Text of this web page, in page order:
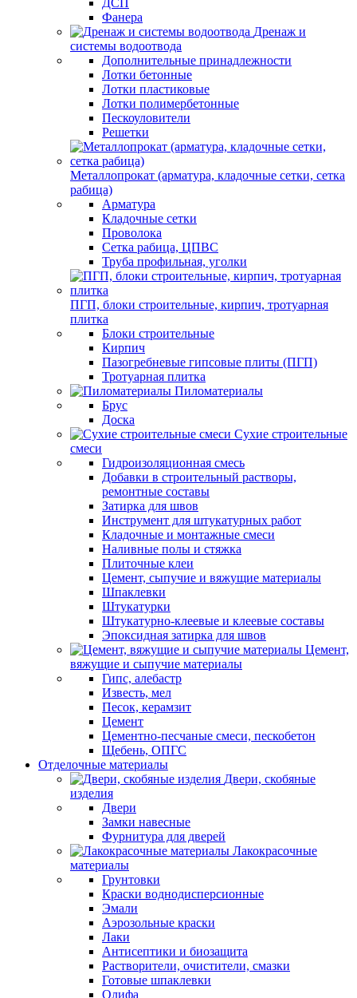
ДСП
Фанера
Дренаж и
системы водоотвода
Дополнительные принадлежности
Лотки бетонные
Лотки пластиковые
Лотки полимербетонные
Пескоуловители
Решетки
Металлопрокат (арматура, кладочные сетки, сетка
рабица)
Арматура
Кладочные сетки
Проволока
Сетка рабица, ЦПВС
Труба профильная, уголки
ПГП, блоки строительные, кирпич, тротуарная
плитка
Блоки строительные
Кирпич
Пазогребневые гипсовые плиты (ПГП)
Тротуарная плитка
Пиломатериалы
Брус
Доска
Сухие строительные
смеси
Гидроизоляционная смесь
Добавки в строительный растворы,
ремонтные составы
Затирка для швов
Инструмент для штукатурных работ
Кладочные и монтажные смеси
Наливные полы и стяжка
Плиточные клеи
Цемент, сыпучие и вяжущие материалы
Шпаклевки
Штукатурки
Штукатурно-клеевые и клеевые составы
Эпоксидная затирка для швов
Цемент,
вяжущие и сыпучие материалы
Гипс, алебастр
Известь, мел
Песок, керамзит
Цемент
Цементно-песчаные смеси, пескобетон
Щебень, ОПГС
Отделочные материалы
Двери, скобяные
изделия
Двери
Замки навесные
Фурнитура для дверей
Лакокрасочные
материалы
Грунтовки
Краски воднодисперсионные
Эмали
Аэрозольные краски
Лаки
Антисептики и биозащита
Растворители, очистители, смазки
Готовые шпаклевки
Олифа